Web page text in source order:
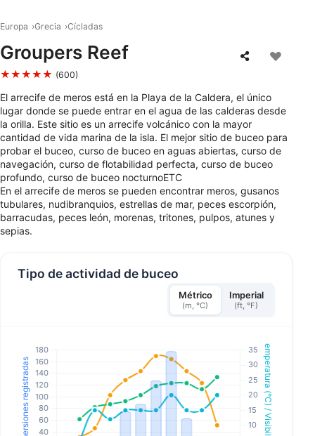
Europa Grecia Cícladas
Groupers Reef
★★★★★ (600)
El arrecife de meros está en la Playa de la Caldera, el único
lugar donde se puede entrar en el agua de las calderas desde
la orilla. Este sitio es un arrecife volcánico con la mayor
cantidad de vida marina de la isla. El mejor sitio de buceo para
probar el buceo, curso de buceo en aguas abiertas, curso de
navegación, curso de flotabilidad perfecta, curso de buceo
profundo, curso de buceo nocturnoETC
En el arrecife de meros se pueden encontrar meros, gusanos
tubulares, nudibranquios, estrellas de mar, peces escorpión,
barracudas, peces león, morenas, tritones, pulpos, atunes y
sepias.
Tipo de actividad de buceo
Métrico
(m, °C)
Imperial
(ft, °F)